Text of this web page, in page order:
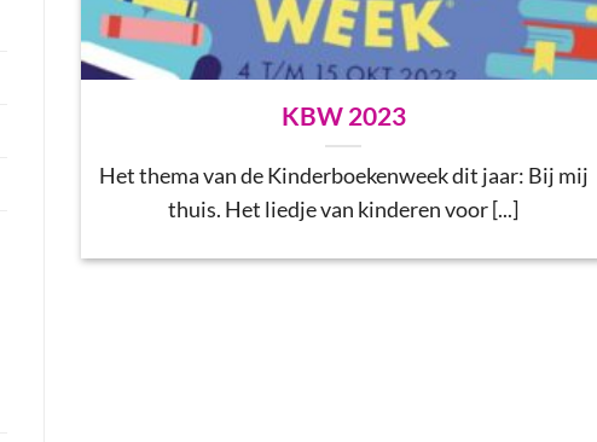
KBW 2023
Het thema van de Kinderboekenweek dit jaar: Bij mij
thuis. Het liedje van kinderen voor [...]